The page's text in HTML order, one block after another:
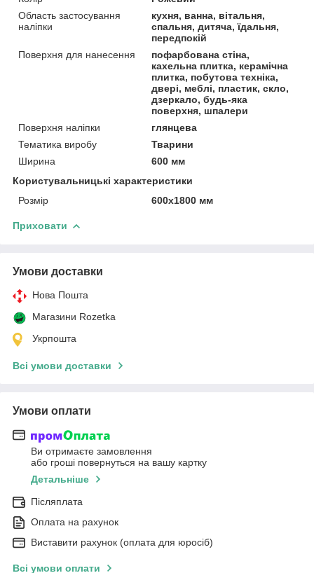
Область застосування
наліпки
кухня, ванна, вітальня,
спальня, дитяча, їдальня,
передпокій
Поверхня для нанесення
пофарбована стіна,
кахельна плитка, керамічна
плитка, побутова техніка,
двері, меблі, пластик, скло,
дзеркало, будь-яка
поверхня, шпалери
Поверхня наліпки
глянцева
Тематика виробу
Тварини
Ширина
600 мм
Користувальницькі характеристики
Розмір
600х1800 мм
Приховати
Умови доставки
Нова Пошта
Магазини Rozetka
Укрпошта
Всі умови доставки
Умови оплати
Ви отримаєте замовлення
або гроші повернуться на вашу картку
Детальніше
Післяплата
Оплата на рахунок
Виставити рахунок (оплата для юросіб)
Всі умови оплати